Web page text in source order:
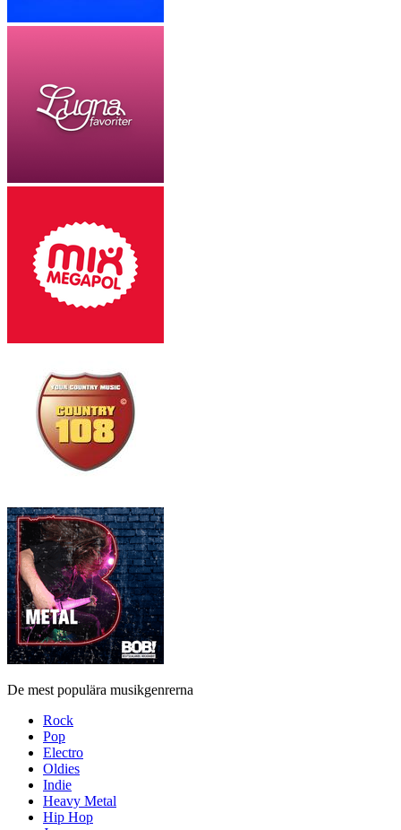
De mest populära musikgenrerna
Rock
Pop
Electro
Oldies
Indie
Heavy Metal
Hip Hop